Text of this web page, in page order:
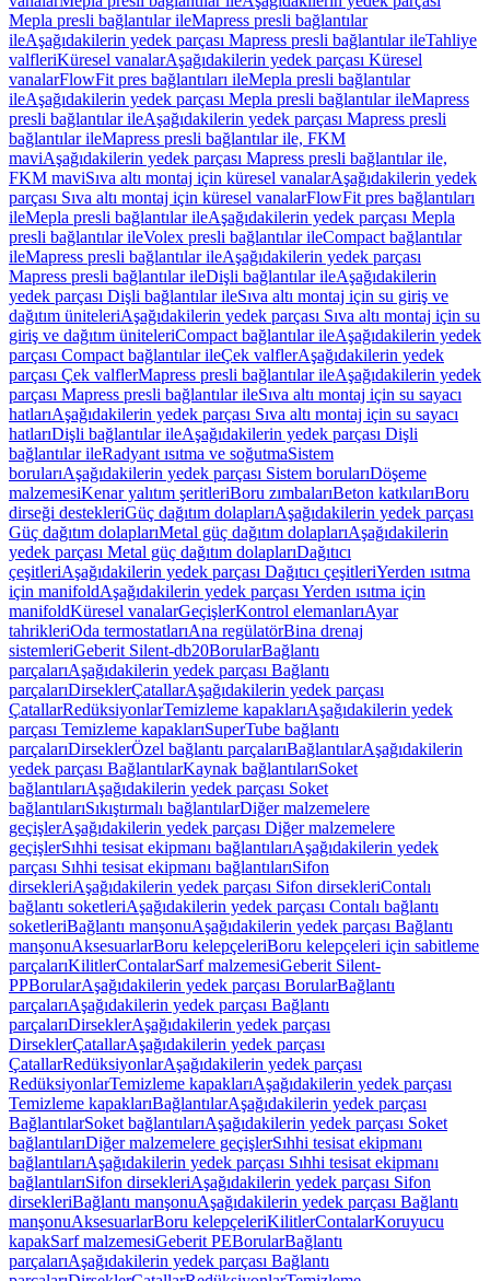
Mepla presli bağlantılar ileMapress presli bağlantılar
ileAşağıdakilerin yedek parçası Mapress presli bağlantılar ileTahliye
valfleriKüresel vanalarAşağıdakilerin yedek parçası Küresel
vanalarFlowFit pres bağlantıları ileMepla presli bağlantılar
ileAşağıdakilerin yedek parçası Mepla presli bağlantılar ileMapress
presli bağlantılar ileAşağıdakilerin yedek parçası Mapress presli
bağlantılar ileMapress presli bağlantılar ile, FKM
maviAşağıdakilerin yedek parçası Mapress presli bağlantılar ile,
FKM maviSıva altı montaj için küresel vanalarAşağıdakilerin yedek
parçası Sıva altı montaj için küresel vanalarFlowFit pres bağlantıları
ileMepla presli bağlantılar ileAşağıdakilerin yedek parçası Mepla
presli bağlantılar ileVolex presli bağlantılar ileCompact bağlantılar
ileMapress presli bağlantılar ileAşağıdakilerin yedek parçası
Mapress presli bağlantılar ileDişli bağlantılar ileAşağıdakilerin
yedek parçası Dişli bağlantılar ileSıva altı montaj için su giriş ve
dağıtım üniteleriAşağıdakilerin yedek parçası Sıva altı montaj için su
giriş ve dağıtım üniteleriCompact bağlantılar ileAşağıdakilerin yedek
parçası Compact bağlantılar ileÇek valflerAşağıdakilerin yedek
parçası Çek valflerMapress presli bağlantılar ileAşağıdakilerin yedek
parçası Mapress presli bağlantılar ileSıva altı montaj için su sayacı
hatlarıAşağıdakilerin yedek parçası Sıva altı montaj için su sayacı
hatlarıDişli bağlantılar ileAşağıdakilerin yedek parçası Dişli
bağlantılar ileRadyant ısıtma ve soğutmaSistem
borularıAşağıdakilerin yedek parçası Sistem borularıDöşeme
malzemesiKenar yalıtım şeritleriBoru zımbalarıBeton katkılarıBoru
dirseği destekleriGüç dağıtım dolaplarıAşağıdakilerin yedek parçası
Güç dağıtım dolaplarıMetal güç dağıtım dolaplarıAşağıdakilerin
yedek parçası Metal güç dağıtım dolaplarıDağıtıcı
çeşitleriAşağıdakilerin yedek parçası Dağıtıcı çeşitleriYerden ısıtma
için manifoldAşağıdakilerin yedek parçası Yerden ısıtma için
manifoldKüresel vanalarGeçişlerKontrol elemanlarıAyar
tahrikleriOda termostatlarıAna regülatörBina drenaj
sistemleriGeberit Silent-db20BorularBağlantı
parçalarıAşağıdakilerin yedek parçası Bağlantı
parçalarıDirseklerÇatallarAşağıdakilerin yedek parçası
ÇatallarRedüksiyonlarTemizleme kapaklarıAşağıdakilerin yedek
parçası Temizleme kapaklarıSuperTube bağlantı
parçalarıDirseklerÖzel bağlantı parçalarıBağlantılarAşağıdakilerin
yedek parçası BağlantılarKaynak bağlantılarıSoket
bağlantılarıAşağıdakilerin yedek parçası Soket
bağlantılarıSıkıştırmalı bağlantılarDiğer malzemelere
geçişlerAşağıdakilerin yedek parçası Diğer malzemelere
geçişlerSıhhi tesisat ekipmanı bağlantılarıAşağıdakilerin yedek
parçası Sıhhi tesisat ekipmanı bağlantılarıSifon
dirsekleriAşağıdakilerin yedek parçası Sifon dirsekleriContalı
bağlantı soketleriAşağıdakilerin yedek parçası Contalı bağlantı
soketleriBağlantı manşonuAşağıdakilerin yedek parçası Bağlantı
manşonuAksesuarlarBoru kelepçeleriBoru kelepçeleri için sabitleme
parçalarıKilitlerContalarSarf malzemesiGeberit Silent-
PPBorularAşağıdakilerin yedek parçası BorularBağlantı
parçalarıAşağıdakilerin yedek parçası Bağlantı
parçalarıDirseklerAşağıdakilerin yedek parçası
DirseklerÇatallarAşağıdakilerin yedek parçası
ÇatallarRedüksiyonlarAşağıdakilerin yedek parçası
RedüksiyonlarTemizleme kapaklarıAşağıdakilerin yedek parçası
Temizleme kapaklarıBağlantılarAşağıdakilerin yedek parçası
BağlantılarSoket bağlantılarıAşağıdakilerin yedek parçası Soket
bağlantılarıDiğer malzemelere geçişlerSıhhi tesisat ekipmanı
bağlantılarıAşağıdakilerin yedek parçası Sıhhi tesisat ekipmanı
bağlantılarıSifon dirsekleriAşağıdakilerin yedek parçası Sifon
dirsekleriBağlantı manşonuAşağıdakilerin yedek parçası Bağlantı
manşonuAksesuarlarBoru kelepçeleriKilitlerContalarKoruyucu
kapakSarf malzemesiGeberit PEBorularBağlantı
parçalarıAşağıdakilerin yedek parçası Bağlantı